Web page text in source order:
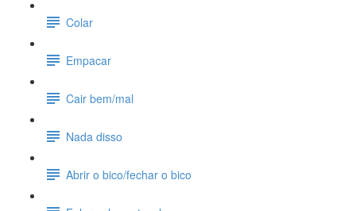
Colar
Empacar
Cair bem/mal
Nada disso
Abrir o bico/fechar o bico